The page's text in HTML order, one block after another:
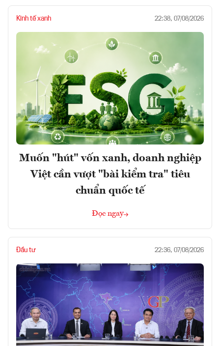
Kinh tế xanh 22:38, 07/08/2026
Muốn "hút" vốn xanh, doanh nghiệp
Việt cần vượt "bài kiểm tra" tiêu
chuẩn quốc tế
Đọc ngay
Đầu tư 22:36, 07/08/2026